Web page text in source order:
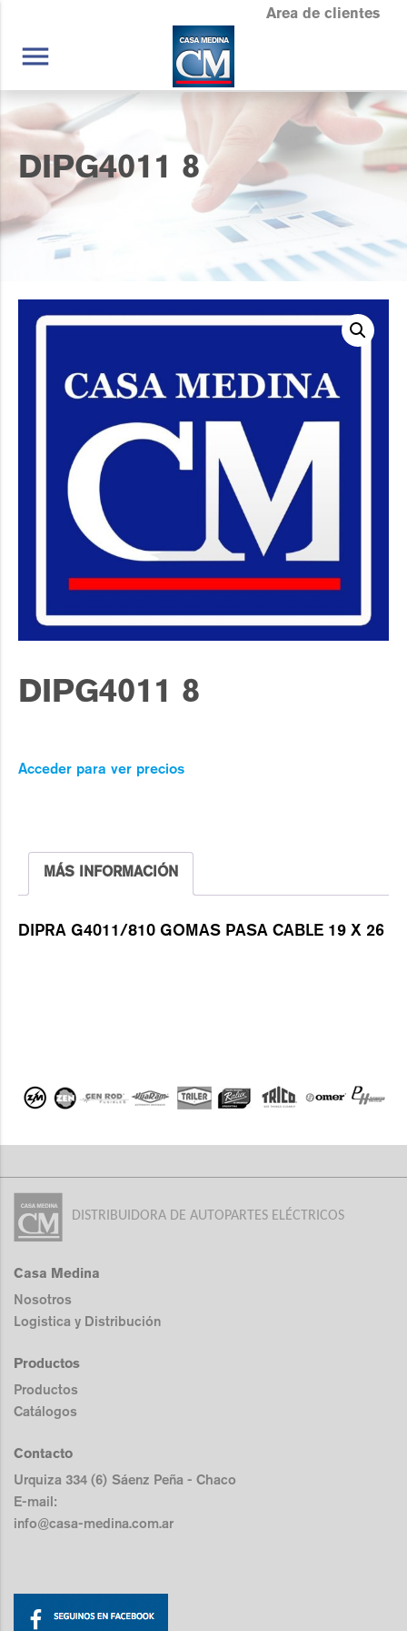
Area de clientes
menu
DIPG4011 8
DIPG4011 8
Acceder para ver precios
MÁS INFORMACIÓN
DIPRA G4011/810 GOMAS PASA CABLE 19 X 26
DISTRIBUIDORA DE AUTOPARTES ELÉCTRICOS
Casa Medina
Nosotros
Logistica y Distribución
Productos
Productos
Catálogos
Contacto
Urquiza 334 (6) Sáenz Peña - Chaco
E-mail:
info@casa-medina.com.ar